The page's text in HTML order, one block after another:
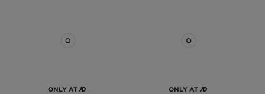
ONLY AT ONLY AT